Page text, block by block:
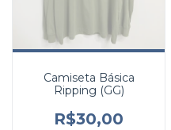
Camiseta Básica
Ripping (GG)
R$30,00